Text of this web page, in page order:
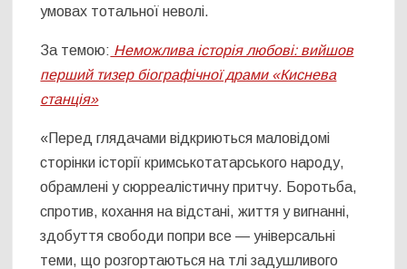
умовах тотальної неволі.
За темою: Неможлива історія любові: вийшов
перший тизер біографічної драми «Киснева
станція»
«Перед глядачами відкриються маловідомі
сторінки історії кримськотатарського народу,
обрамлені у сюрреалістичну притчу. Боротьба,
спротив, кохання на відстані, життя у вигнанні,
здобуття свободи попри все — універсальні
теми, що розгортаються на тлі задушливого